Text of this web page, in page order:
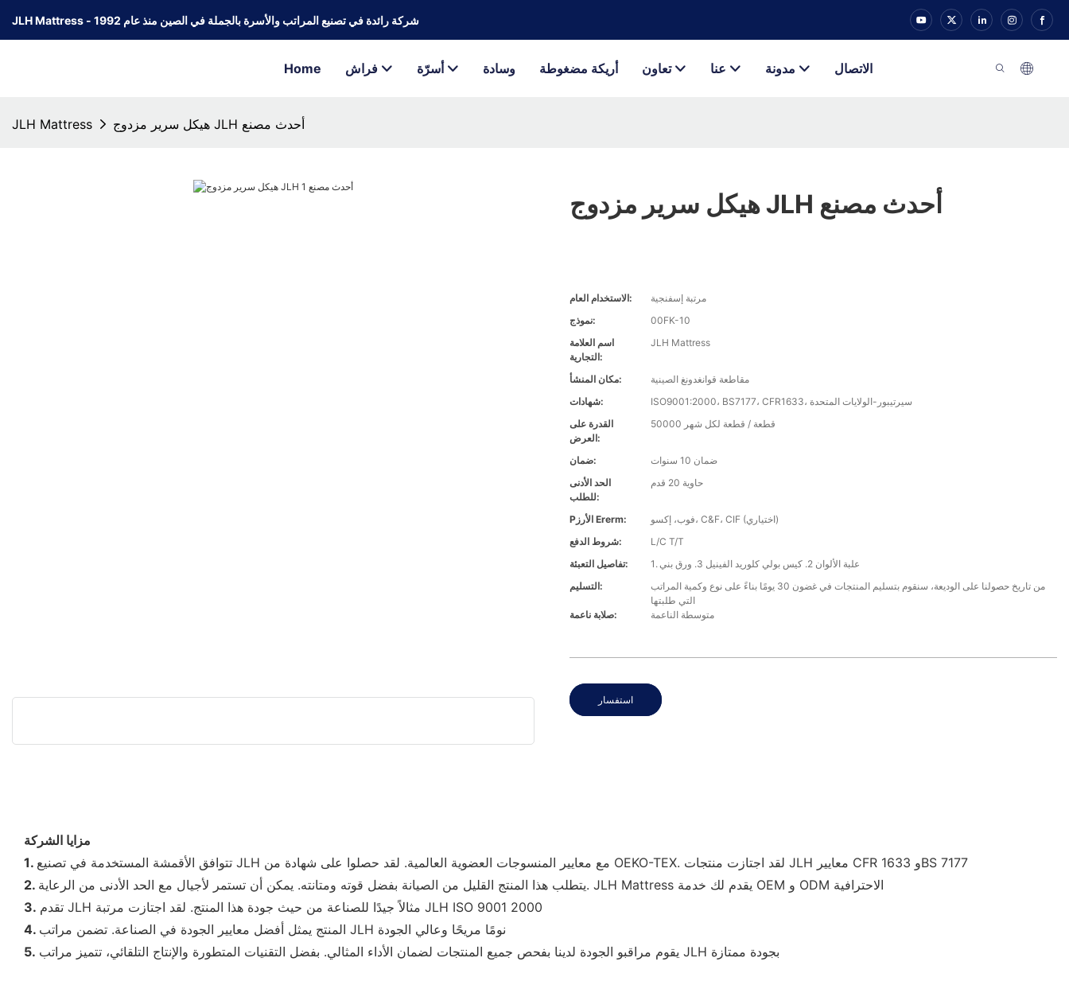
JLH Mattress - شركة رائدة في تصنيع المراتب والأسرة بالجملة في الصين منذ عام 1992
Home فراش أسرّة وسادة أريكة مضغوطة تعاون عنا مدونة الاتصال
JLH Mattress هيكل سرير مزدوج JLH أحدث مصنع
هيكل سرير مزدوج JLH أحدث مصنع
الاستخدام العام:
مرتبة إسفنجية
نموذج:
00FK-10
اسم العلامة
التجارية:
JLH Mattress
مكان المنشأ:
مقاطعة قوانغدونغ الصينية
شهادات:
ISO9001:2000، BS7177، CFR1633، سيرتيبور-الولايات المتحدة
القدرة على
العرض:
50000 قطعة / قطعة لكل شهر
ضمان:
ضمان 10 سنوات
الحد الأدنى
للطلب:
حاوية 20 قدم
Pالأرز Ererm:
فوب، إكسو، C&F، CIF (اختياري)
شروط الدفع:
L/C T/T
تفاصيل التعبئة:
1. علبة الألوان 2. كيس بولي كلوريد الفينيل 3. ورق بني
التسليم:
من تاريخ حصولنا على الوديعة، سنقوم بتسليم المنتجات في غضون 30 يومًا بناءً على نوع وكمية المراتب
التي طلبتها
صلابة ناعمة:
متوسطة الناعمة
استفسار
مزايا الشركة
1.
تتوافق الأقمشة المستخدمة في تصنيع JLH مع معايير المنسوجات العضوية العالمية. لقد حصلوا على شهادة من OEKO-TEX. لقد اجتازت منتجات JLH معايير CFR 1633 وBS 7177
2.
يتطلب هذا المنتج القليل من الصيانة بفضل قوته ومتانته. يمكن أن تستمر لأجيال مع الحد الأدنى من الرعاية. JLH Mattress يقدم لك خدمة OEM و ODM الاحترافية
3.
تقدم JLH مثالاً جيدًا للصناعة من حيث جودة هذا المنتج. لقد اجتازت مرتبة JLH ISO 9001 2000
4.
المنتج يمثل أفضل معايير الجودة في الصناعة. تضمن مراتب JLH نومًا مريحًا وعالي الجودة
5.
يقوم مراقبو الجودة لدينا بفحص جميع المنتجات لضمان الأداء المثالي. بفضل التقنيات المتطورة والإنتاج التلقائي، تتميز مراتب JLH بجودة ممتازة